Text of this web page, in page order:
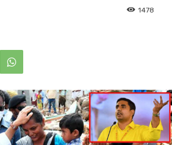
1478